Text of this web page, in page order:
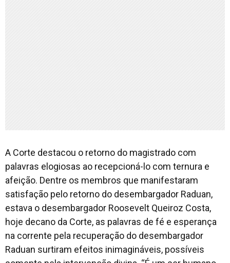
A Corte destacou o retorno do magistrado com
palavras elogiosas ao recepcioná-lo com ternura e
afeição. Dentre os membros que manifestaram
satisfação pelo retorno do desembargador Raduan,
estava o desembargador Roosevelt Queiroz Costa,
hoje decano da Corte, as palavras de fé e esperança
na corrente pela recuperação do desembargador
Raduan surtiram efeitos inimagináveis, possíveis